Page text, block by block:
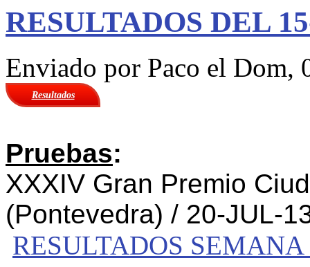
RESULTADOS DEL
Enviado por Paco el Dom,
Resultados
Pruebas:
XXXIV Gran Premio
(Pontevedra) / 20-JUL-
RESULTADOS